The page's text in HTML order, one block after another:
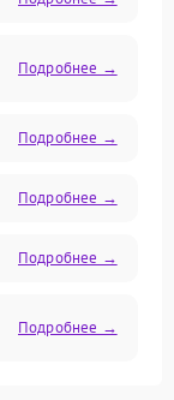
Подробнее →
Подробнее →
Подробнее →
Подробнее →
Подробнее →